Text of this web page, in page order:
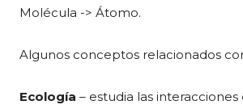
Molécula -> Átomo.
Algunos conceptos relacionados
Ecología – estudia las